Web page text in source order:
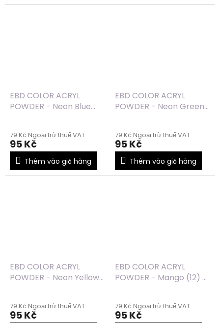
EBD COLOR ACRYL
POWDER - Neon Blue
79 Kč Ngoại trừ thuế VAT
95 Kč
Thêm vào giỏ hàng
EBD COLOR ACRYL
POWDER - Neon Green
79 Kč Ngoại trừ thuế VAT
95 Kč
Thêm vào giỏ hàng
EBD COLOR ACRYL
POWDER - Neon Yellow
79 Kč Ngoại trừ thuế VAT
95 Kč
EBD COLOR ACRYL
POWDER - Mango (12) -
79 Kč Ngoại trừ thuế VAT
95 Kč